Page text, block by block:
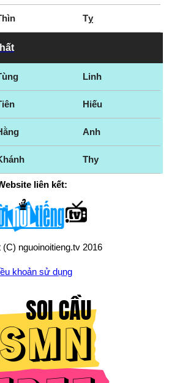
Tỵ
Linh
Hiếu
Anh
Thy
liên kết:
(C) nguoinoitieng.tv 2016
khoản sử dụng
sách quyền riêng tư